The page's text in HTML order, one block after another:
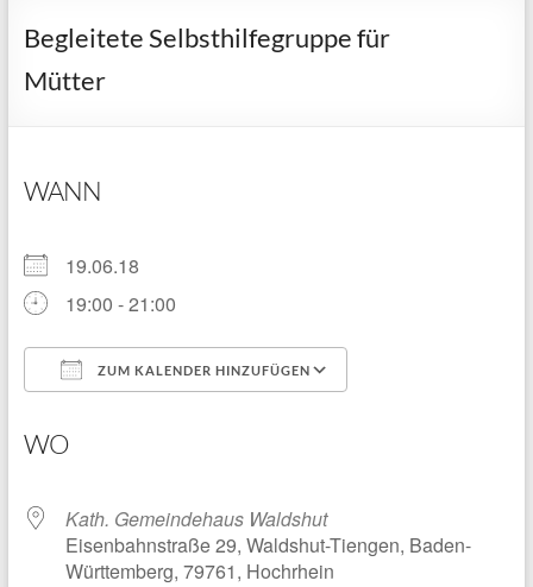
Begleitete Selbsthilfegruppe für
Mütter
WANN
19.06.18
19:00 - 21:00
ZUM KALENDER HINZUFÜGEN
WO
Kath. Gemeindehaus Waldshut
Eisenbahnstraße 29, Waldshut-Tiengen, Baden-
Württemberg, 79761, Hochrhein